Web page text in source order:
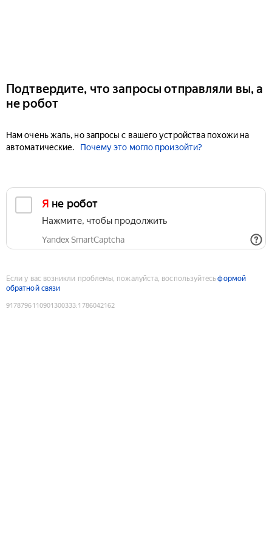
Подтвердите, что запросы отправляли вы, а
не робот
Нам очень жаль, но запросы с вашего устройства похожи на
автоматические.
Почему это могло произойти?
Я не робот
Нажмите, чтобы продолжить
Yandex SmartCaptcha
Если у вас возникли проблемы, пожалуйста, воспользуйтесьформой
обратной связи
9178796110901300333:1786042162